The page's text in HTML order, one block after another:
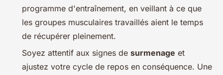
programme d'entraînement, en veillant à ce que
les groupes musculaires travaillés aient le temps
de récupérer pleinement.
Soyez attentif aux signes de surmenage et
ajustez votre cycle de repos en conséquence. Une